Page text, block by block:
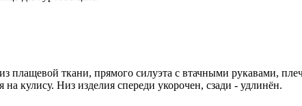
плащевой ткани, прямого силуэта с втачными рукавами,
кулису. Низ изделия спереди укорочен, сзади - удлинён.